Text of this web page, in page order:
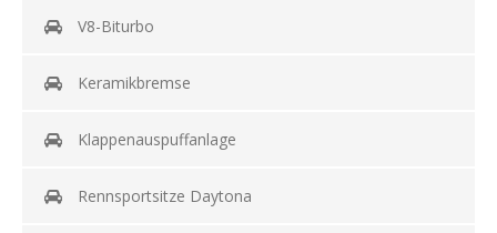
V8-Biturbo
Keramikbremse
Klappenauspuffanlage
Rennsportsitze Daytona